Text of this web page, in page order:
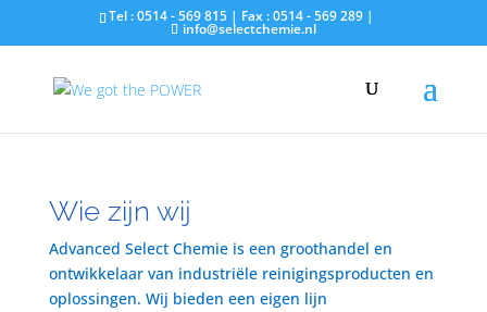
Tel : 0514 - 569 815 | Fax : 0514 - 569 289 |
info@selectchemie.nl
Wie zijn wij
Advanced Select Chemie is een groothandel en
ontwikkelaar van industriële reinigingsproducten en
oplossingen. Wij bieden een eigen lijn